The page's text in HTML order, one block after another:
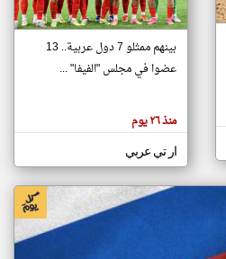
تغيير الدولة
اخبار جزر القمر على مدار الساعة
أهم اخبار جزر القمر العاجلة والمباشرة
بينهم ممثلو 7 دول عربية.. 13
عضوا في مجلس "الفيفا" ...
منذ ٢٦ يوم
ار تي عربي
klyoum.com